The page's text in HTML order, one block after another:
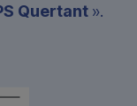
Quertant ».